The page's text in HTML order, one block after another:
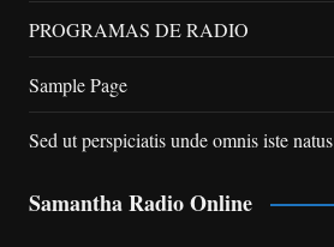
PROGRAMAS DE RADIO
Sample Page
Sed ut perspiciatis unde omnis iste natus
Samantha Radio Online